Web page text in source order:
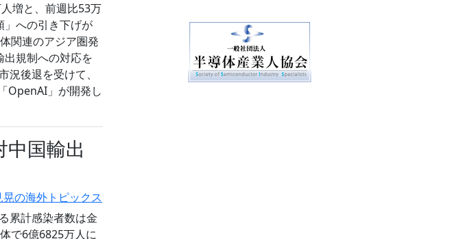
増と、前週比53万
」への引き下げが
関連のアジア圏発
規制への対応を
後退を受けて、
OpenAI」が開発し
中国輸出
晃の海外トピックス
累計感染者数は金
で6億6825万人に